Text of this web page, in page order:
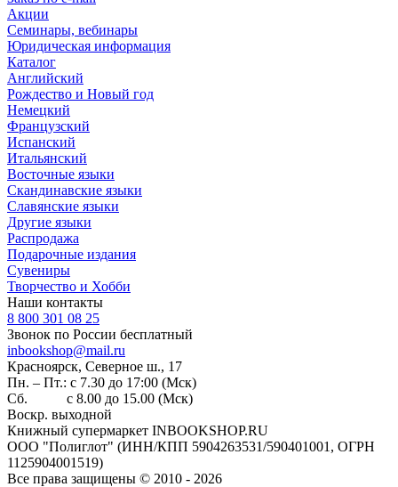
Акции
Семинары, вебинары
Юридическая информация
Каталог
Английский
Рождество и Новый год
Немецкий
Французский
Испанский
Итальянский
Восточные языки
Скандинавские языки
Славянские языки
Другие языки
Распродажа
Подарочные издания
Сувениры
Творчество и Хобби
Наши контакты
8 800 301 08 25
Звонок по России бесплатный
inbookshop@mail.ru
Красноярск, Северное ш., 17
Пн. – Пт.: с 7.30 до 17:00 (Мск)
Сб. с 8.00 до 15.00 (Мск)
Воскр. выходной
Книжный супермаркет INBOOKSHOP.RU
ООО "Полиглот" (ИНН/КПП 5904263531/590401001, ОГРН
1125904001519)
Все права защищены © 2010 - 2026